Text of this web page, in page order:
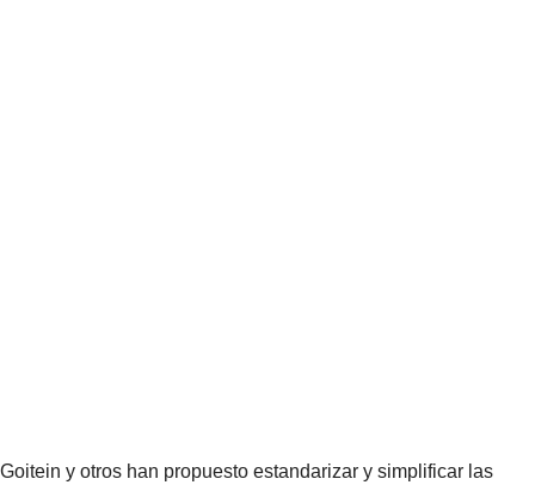
Goitein y otros han propuesto estandarizar y simplificar las